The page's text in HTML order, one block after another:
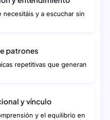
y a escuchar sin
patrones
repetitivas que generan
y vínculo
y el equilibrio en